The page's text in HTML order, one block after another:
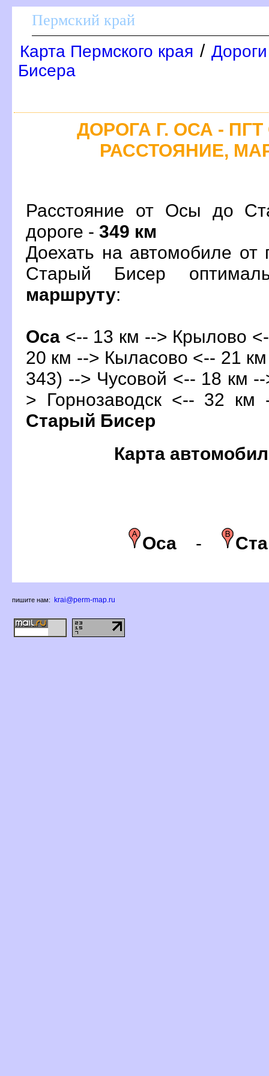
Пермский край
Карта Пермского края /
Бисера
ДОРОГА Г. ОСА -
РАССТОЯНИЕ,
Расстояние от Осы до
дороге - 349 км
Доехать на автомобиле от
Старый Бисер
маршруту:
Оса <-- 13 км --> Крылово
20 км --> Кыласово <-- 21
343) --> Чусовой <-- 18 км
> Горнозаводск <-- 32
Старый Бисер
Карта
Оса-
пишите нам: krai@perm-map.ru